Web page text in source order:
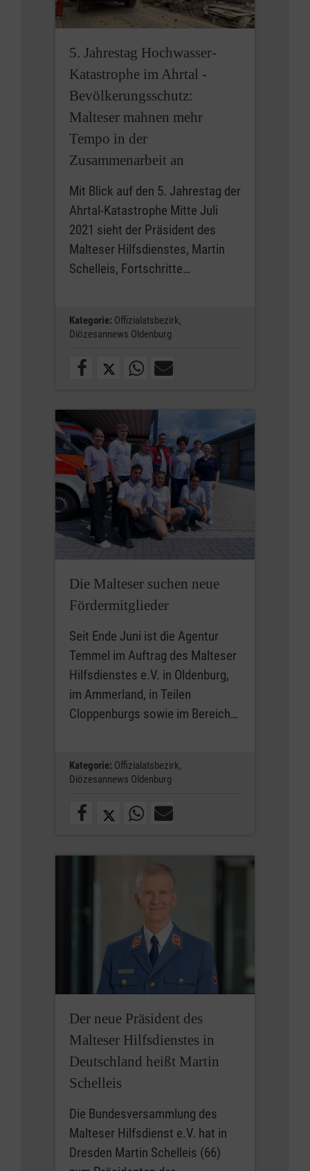
5. Jahrestag Hochwasser-
Katastrophe im Ahrtal -
Bevölkerungsschutz:
Malteser mahnen mehr
Tempo in der
Zusammenarbeit an
Mit Blick auf den 5. Jahrestag der
Ahrtal-Katastrophe Mitte Juli
2021 sieht der Präsident des
Malteser Hilfsdienstes, Martin
Schelleis, Fortschritte…
Kategorie: Offizialatsbezirk,
Diözesannews Oldenburg
Die Malteser suchen neue
Fördermitglieder
Seit Ende Juni ist die Agentur
Temmel im Auftrag des Malteser
Hilfsdienstes e.V. in Oldenburg,
im Ammerland, in Teilen
Cloppenburgs sowie im Bereich…
Kategorie: Offizialatsbezirk,
Diözesannews Oldenburg
Der neue Präsident des
Malteser Hilfsdienstes in
Deutschland heißt Martin
Schelleis
Die Bundesversammlung des
Malteser Hilfsdienst e.V. hat in
Dresden Martin Schelleis (66)